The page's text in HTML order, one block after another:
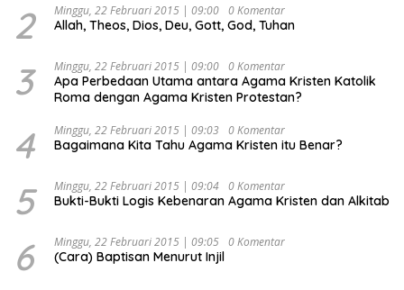
Ekonomi Politik Indonesia) & Simposium Nasional
“Urgensi Undang-Undang Perekonomian Nasional dan
Indonesia Emas 2045”,
2 Minggu, 22 Februari 2015 | 09:00 0 Komentar
Allah, Theos, Dios, Deu, Gott, God, Tuhan
3 Minggu, 22 Februari 2015 | 09:00 0 Komentar
Apa Perbedaan Utama antara Agama Kristen Katolik
Roma dengan Agama Kristen Protestan?
4 Minggu, 22 Februari 2015 | 09:03 0 Komentar
Bagaimana Kita Tahu Agama Kristen itu Benar?
5 Minggu, 22 Februari 2015 | 09:04 0 Komentar
Bukti-Bukti Logis Kebenaran Agama Kristen dan Alkitab
6 Minggu, 22 Februari 2015 | 09:05 0 Komentar
(Cara) Baptisan Menurut Injil